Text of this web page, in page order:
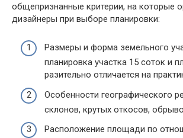
общепризнанные критерии, на которые
дизайнеры при выборе планировки:
Размеры и форма земельного
планировка участка 15 соток и
разительно отличается на
Особенности географического
склонов, крутых откосов,
Расположение площади по